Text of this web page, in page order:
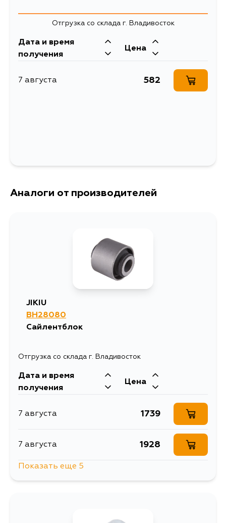
Отгрузка со склада г. Владивосток
Дата и время
получения
Цена
7 августа 582
Аналоги от производителей
JIKIU
BH28080
Сайлентблок
Отгрузка со склада г. Владивосток
Дата и время
получения
Цена
7 августа 1739
7 августа 1928
Показать еще 5